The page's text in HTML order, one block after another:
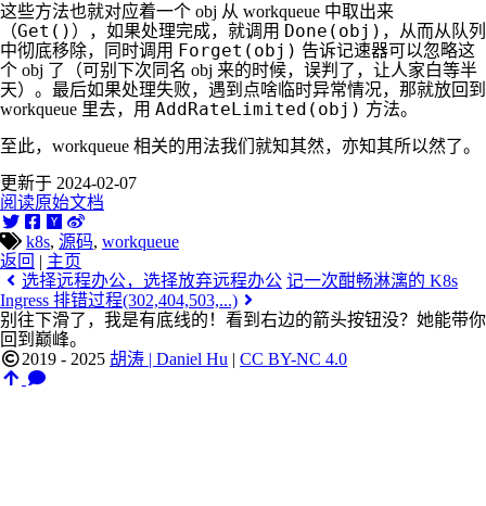
这些方法也就对应着一个 obj 从 workqueue 中取出来
（Get() ），如果处理完成，就调用 Done(obj) ，从而从队列
中彻底移除，同时调用 Forget(obj) 告诉记速器可以忽略这
个 obj 了（可别下次同名 obj 来的时候，误判了，让人家白等半
天）。最后如果处理失败，遇到点啥临时异常情况，那就放回到
workqueue 里去，用 AddRateLimited(obj) 方法。
至此，workqueue 相关的用法我们就知其然，亦知其所以然了。
更新于 2024-02-07
阅读原始文档
k8s, 源码, workqueue
返回 | 主页
选择远程办公，选择放弃远程办公 记一次酣畅淋漓的 K8s
Ingress 排错过程(302,404,503,...)
别往下滑了，我是有底线的！看到右边的箭头按钮没？她能带你
回到巅峰。
2019 - 2025 胡涛 | Daniel Hu | CC BY-NC 4.0